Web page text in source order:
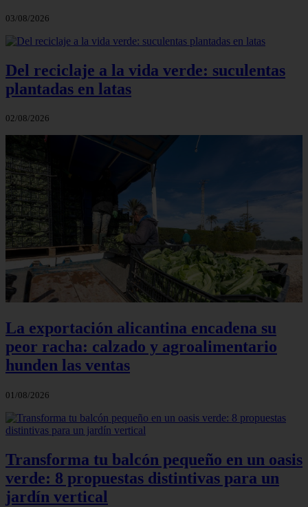
03/08/2026
Del reciclaje a la vida verde: suculentas
plantadas en latas
02/08/2026
La exportación alicantina encadena su
peor racha: calzado y agroalimentario
hunden las ventas
01/08/2026
Transforma tu balcón pequeño en un oasis
verde: 8 propuestas distintivas para un
jardín vertical